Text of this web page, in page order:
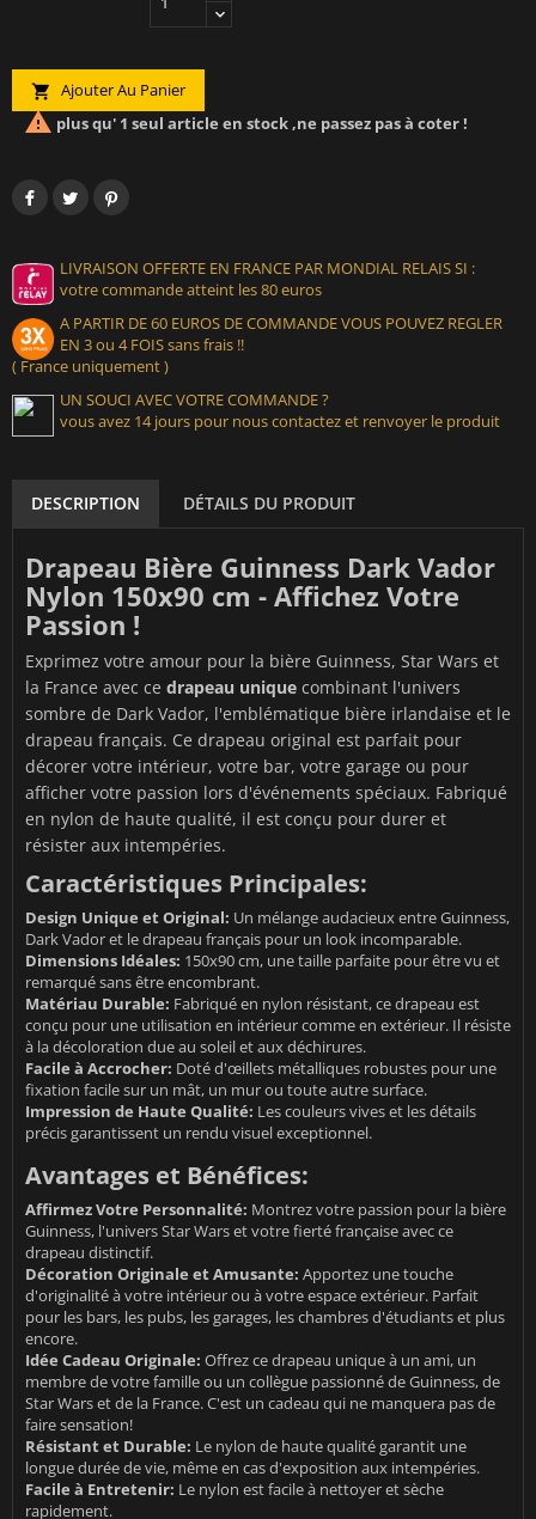
 Ajouter Au Panier
 plus qu' 1 seul article en stock ,ne passez pas à coter !
LIVRAISON OFFERTE EN FRANCE PAR MONDIAL RELAIS SI :
votre commande atteint les 80 euros
A PARTIR DE 60 EUROS DE COMMANDE VOUS POUVEZ REGLER
EN 3 ou 4 FOIS sans frais !!
( France uniquement )
UN SOUCI AVEC VOTRE COMMANDE ?
vous avez 14 jours pour nous contactez et renvoyer le produit
DESCRIPTION DÉTAILS DU PRODUIT
Drapeau Bière Guinness Dark Vador
Nylon 150x90 cm - Affichez Votre
Passion !
Exprimez votre amour pour la bière Guinness, Star Wars et
la France avec ce drapeau unique combinant l'univers
sombre de Dark Vador, l'emblématique bière irlandaise et le
drapeau français. Ce drapeau original est parfait pour
décorer votre intérieur, votre bar, votre garage ou pour
afficher votre passion lors d'événements spéciaux. Fabriqué
en nylon de haute qualité, il est conçu pour durer et
résister aux intempéries.
Caractéristiques Principales:
Design Unique et Original: Un mélange audacieux entre Guinness,
Dark Vador et le drapeau français pour un look incomparable.
Dimensions Idéales: 150x90 cm, une taille parfaite pour être vu et
remarqué sans être encombrant.
Matériau Durable: Fabriqué en nylon résistant, ce drapeau est
conçu pour une utilisation en intérieur comme en extérieur. Il résiste
à la décoloration due au soleil et aux déchirures.
Facile à Accrocher: Doté d'œillets métalliques robustes pour une
fixation facile sur un mât, un mur ou toute autre surface.
Impression de Haute Qualité: Les couleurs vives et les détails
précis garantissent un rendu visuel exceptionnel.
Avantages et Bénéfices:
Affirmez Votre Personnalité: Montrez votre passion pour la bière
Guinness, l'univers Star Wars et votre fierté française avec ce
drapeau distinctif.
Décoration Originale et Amusante: Apportez une touche
d'originalité à votre intérieur ou à votre espace extérieur. Parfait
pour les bars, les pubs, les garages, les chambres d'étudiants et plus
encore.
Idée Cadeau Originale: Offrez ce drapeau unique à un ami, un
membre de votre famille ou un collègue passionné de Guinness, de
Star Wars et de la France. C'est un cadeau qui ne manquera pas de
faire sensation!
Résistant et Durable: Le nylon de haute qualité garantit une
longue durée de vie, même en cas d'exposition aux intempéries.
Facile à Entretenir: Le nylon est facile à nettoyer et sèche
rapidement.